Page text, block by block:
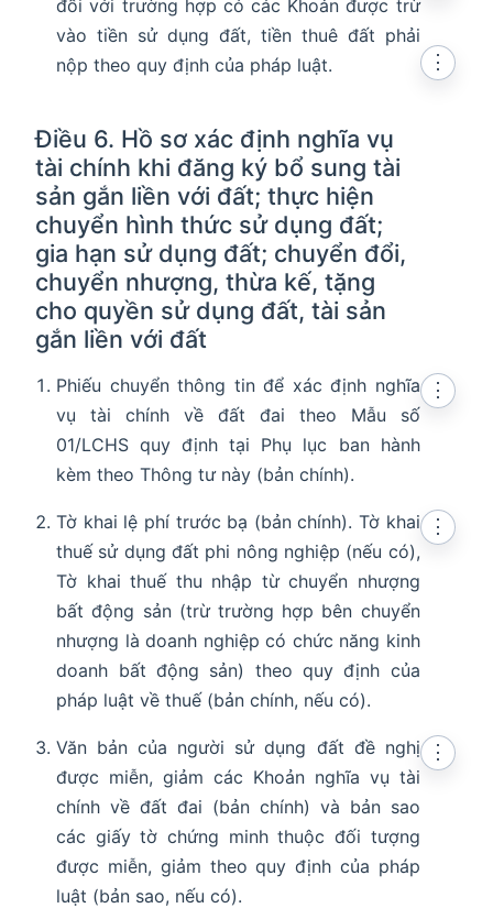
đối với trường hợp có các Khoản được trừ
vào tiền sử dụng đất, tiền thuê đất phải
nộp theo quy định của pháp luật.
Điều 6. Hồ sơ xác định nghĩa vụ
tài chính khi đăng ký bổ sung tài
sản gắn liền với đất; thực hiện
chuyển hình thức sử dụng đất;
gia hạn sử dụng đất; chuyển đổi,
chuyển nhượng, thừa kế, tặng
cho quyền sử dụng đất, tài sản
gắn liền với đất
⋮
Phiếu chuyển thông tin để xác định nghĩa
vụ tài chính về đất đai theo Mẫu số
01/LCHS quy định tại Phụ lục ban hành
kèm theo Thông tư này (bản chính).
⋮
Tờ khai lệ phí trước bạ (bản chính). Tờ khai
thuế sử dụng đất phi nông nghiệp (nếu có),
Tờ khai thuế thu nhập từ chuyển nhượng
bất động sản (trừ trường hợp bên chuyển
nhượng là doanh nghiệp có chức năng kinh
doanh bất động sản) theo quy định của
pháp luật về thuế (bản chính, nếu có).
⋮
Văn bản của người sử dụng đất đề nghị
được miễn, giảm các Khoản nghĩa vụ tài
chính về đất đai (bản chính) và bản sao
các giấy tờ chứng minh thuộc đối tượng
được miễn, giảm theo quy định của pháp
luật (bản sao, nếu có).
⋮